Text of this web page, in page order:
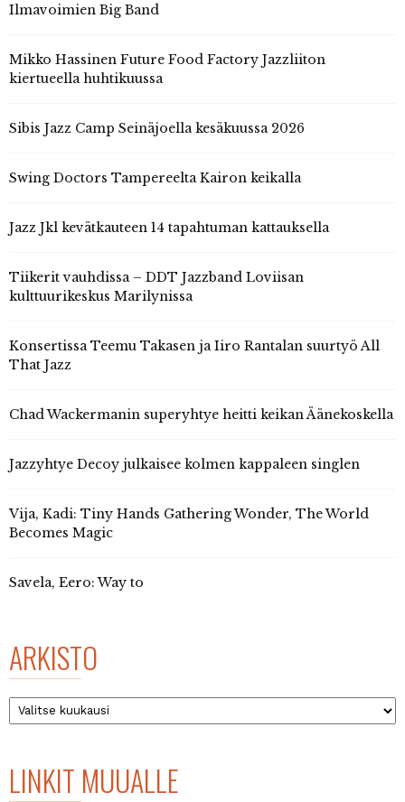
Ilmavoimien Big Band
Mikko Hassinen Future Food Factory Jazzliiton
kiertueella huhtikuussa
Sibis Jazz Camp Seinäjoella kesäkuussa 2026
Swing Doctors Tampereelta Kairon keikalla
Jazz Jkl kevätkauteen 14 tapahtuman kattauksella
Tiikerit vauhdissa – DDT Jazzband Loviisan
kulttuurikeskus Marilynissa
Konsertissa Teemu Takasen ja Iiro Rantalan suurtyö All
That Jazz
Chad Wackermanin superyhtye heitti keikan Äänekoskella
Jazzyhtye Decoy julkaisee kolmen kappaleen singlen
Vija, Kadi: Tiny Hands Gathering Wonder, The World
Becomes Magic
Savela, Eero: Way to
ARKISTO
Arkisto
LINKIT MUUALLE